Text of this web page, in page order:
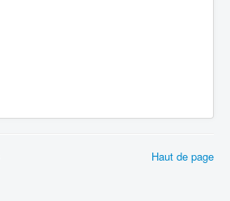
Haut de page